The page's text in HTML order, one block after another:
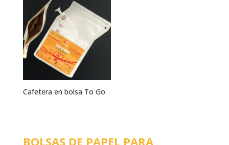
Cafetera en bolsa To Go
BOLSAS DE PAPEL PARA